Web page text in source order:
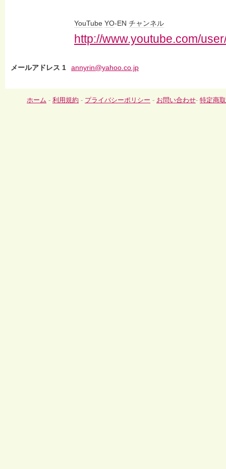
YouTube YO-EN チャンネル
http://www.youtube.com/
メールアドレス 1 annyrin@yahoo.co.jp
ホーム - 利用規約 - プライバシーポリシー - お問い合わせ- 特定商